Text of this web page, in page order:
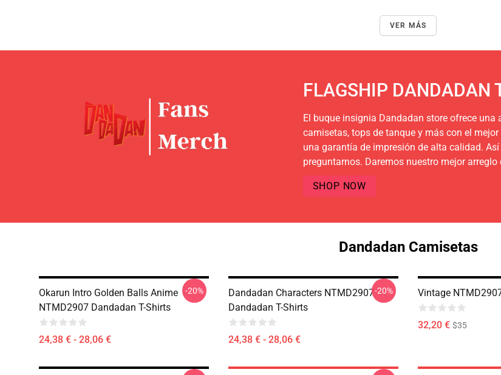
VER MÁS
FLAGSHIP DANDADAN
El buque insignia Dandadan store ofrece
camisetas, tops de tanque y más con el
una garantía de impresión de alta calidad.
preguntarnos. Daremos nuestro mejor arreglo
SHOP NOW
Dandadan Camisetas
Okarun Intro Golden Balls Anime
NTMD2907 Dandadan T-Shirts
24,38 € - 28,06 €
-20%
Dandadan Characters NTMD2907
Dandadan T-Shirts
24,38 € - 28,06 €
-20% Vintage
32,20 € $35